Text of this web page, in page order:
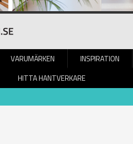
VARUMÄRKEN INSPIRATION
HITTA HANTVERKARE